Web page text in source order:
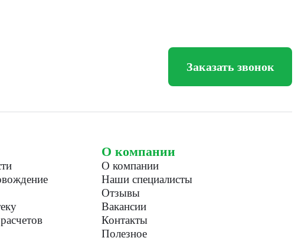
Заказать звонок
О компании
О компании
Наши специалисты
Отзывы
Вакансии
Контакты
Полезное